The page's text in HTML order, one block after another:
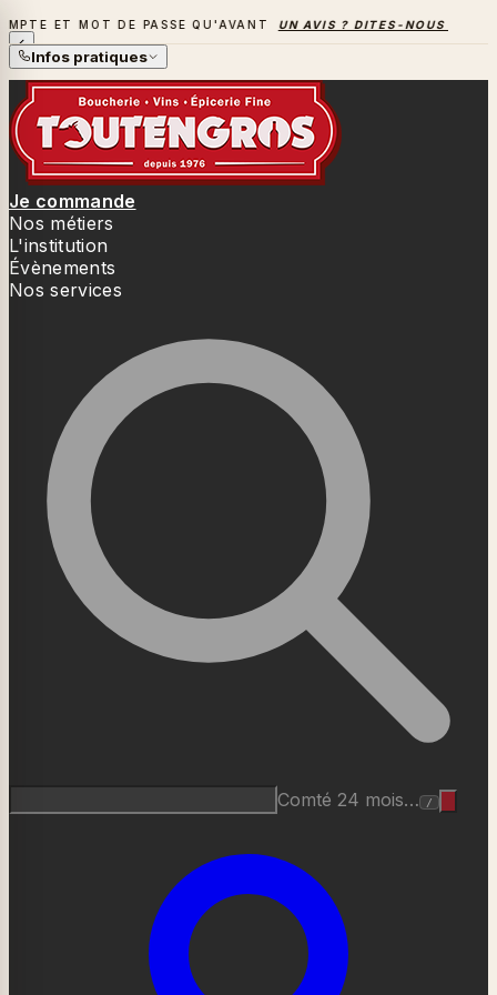
DE PASSE QU'AVANT UN AVIS ? DITES-NOUS TOUT →
LA SAISON DES BARBECUES BAT SON PLEIN
Infos pratiques
Je commande
Nos métiers
L'institution
Évènements
Nos services
Comté 24 mois… /